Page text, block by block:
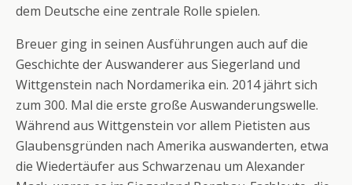
dem Deutsche eine zentrale Rolle spielen.
Breuer ging in seinen Ausführungen auch auf die
Geschichte der Auswanderer aus Siegerland und
Wittgenstein nach Nordamerika ein. 2014 jährt sich
zum 300. Mal die erste große Auswanderungswelle.
Während aus Wittgenstein vor allem Pietisten aus
Glaubensgründen nach Amerika auswanderten, etwa
die Wiedertäufer aus Schwarzenau um Alexander